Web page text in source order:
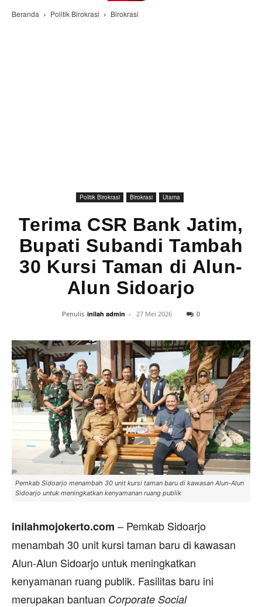
Beranda Politik Birokrasi Birokrasi
Politik Birokrasi Birokrasi Utama
Terima CSR Bank Jatim,
Bupati Subandi Tambah
30 Kursi Taman di Alun-
Alun Sidoarjo
Penulis inilah admin - 27 Mei 2026 0
Pemkab Sidoarjo menambah 30 unit kursi taman baru di kawasan Alun-Alun
Sidoarjo untuk meningkatkan kenyamanan ruang publik
inilahmojokerto.com – Pemkab Sidoarjo
menambah 30 unit kursi taman baru di kawasan
Alun-Alun Sidoarjo untuk meningkatkan
kenyamanan ruang publik. Fasilitas baru ini
merupakan bantuan Corporate Social